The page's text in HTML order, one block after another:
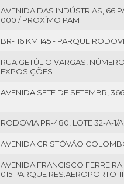
AVENIDA DAS INDÚSTRIAS, 66
000 / PROXÍMO PAM
BR-116 KM 145 - PARQUE
RUA GETÚLIO VARGAS,
EXPOSIÇÕES
AVENIDA SETE DE SETEMBR,
RODOVIA PR-480, LOTE 32-A-1/
AVENIDA CRISTÓVÃO
AVENIDA FRANCISCO
015 PARQUE RES.AEROPORTO